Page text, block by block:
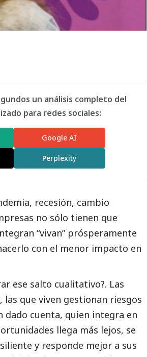
un análisis completo del
para redes sociales:
Google AI
Perplexity
recesión, cambio
no sólo tienen que
“vivan” prósperamente
con el menor impacto en
ese salto cualitativo?. Las
que viven gestionan riesgos
dado cuenta, quien integra en
llega más lejos, se
y responde mejor a sus